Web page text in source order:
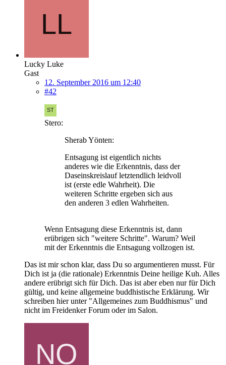
Lucky Luke
Gast
12. September 2016 um 12:40
#42
Stero:
Sherab Yönten:
Entsagung ist eigentlich nichts
anderes wie die Erkenntnis, dass der
Daseinskreislauf letztendlich leidvoll
ist (erste edle Wahrheit). Die
weiteren Schritte ergeben sich aus
den anderen 3 edlen Wahrheiten.
Wenn Entsagung diese Erkenntnis ist, dann
erübrigen sich "weitere Schritte". Warum? Weil
mit der Erkenntnis die Entsagung vollzogen ist.
Das ist mir schon klar, dass Du so argumentieren musst. Für
Dich ist ja (die rationale) Erkenntnis Deine heilige Kuh. Alles
andere erübrigt sich für Dich. Das ist aber eben nur für Dich
gültig, und keine allgemeine buddhistische Erklärung. Wir
schreiben hier unter "Allgemeines zum Buddhismus" und
nicht im Freidenker Forum oder im Salon.